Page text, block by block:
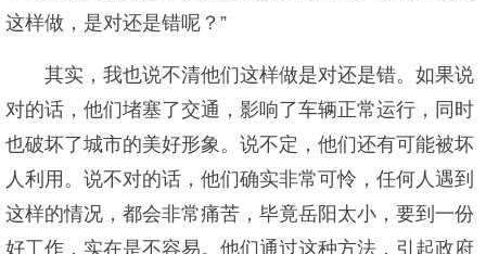
这样做，是对还是错呢？”
其实，我也说不清他们这样做是对还是错。如果说
对的话，他们堵塞了交通，影响了车辆正常运行，同时
也破坏了城市的美好形象。说不定，他们还有可能被坏
人利用。说不对的话，他们确实非常可怜，任何人遇到
这样的情况，都会非常痛苦，毕竟岳阳太小，要到一份
好工作，实在是不容易。他们通过这种方法，引起政府